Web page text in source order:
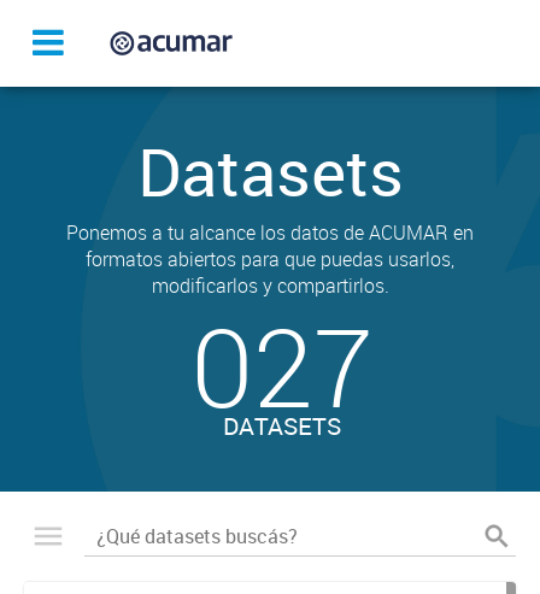
Datasets
Ponemos a tu alcance los datos de ACUMAR en
formatos abiertos para que puedas usarlos,
modificarlos y compartirlos.
027
DATASETS